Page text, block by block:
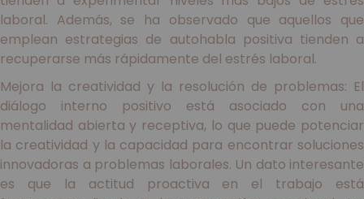
laboral. Además, se ha observado que aquellos que
emplean estrategias de autohabla positiva tienden a
recuperarse más rápidamente del estrés laboral.
Mejora la creatividad y la resolución de problemas: El
diálogo interno positivo está asociado con una
mentalidad abierta y receptiva, lo que puede potenciar
la creatividad y la capacidad para encontrar soluciones
innovadoras a problemas laborales. Un dato interesante
es que la actitud proactiva en el trabajo está